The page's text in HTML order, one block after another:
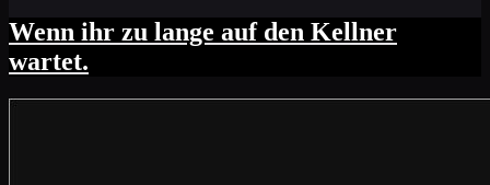
Wenn ihr zu lange auf den Kellner
wartet.